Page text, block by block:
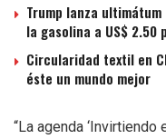
Trump lanza
la gasolina a US$ 2.50
Circularidad textil en
éste un mundo mejor
“La agenda ‘Invirtiendo